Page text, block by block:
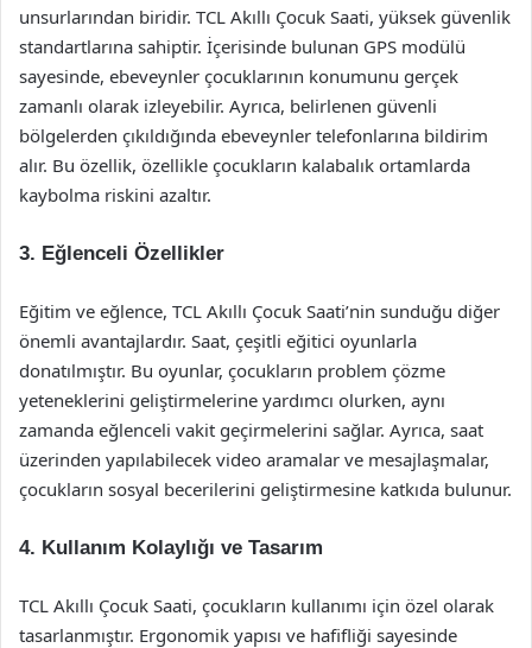
unsurlarından biridir. TCL Akıllı Çocuk Saati, yüksek güvenlik
standartlarına sahiptir. İçerisinde bulunan GPS modülü
sayesinde, ebeveynler çocuklarının konumunu gerçek
zamanlı olarak izleyebilir. Ayrıca, belirlenen güvenli
bölgelerden çıkıldığında ebeveynler telefonlarına bildirim
alır. Bu özellik, özellikle çocukların kalabalık ortamlarda
kaybolma riskini azaltır.
3. Eğlenceli Özellikler
Eğitim ve eğlence, TCL Akıllı Çocuk Saati’nin sunduğu diğer
önemli avantajlardır. Saat, çeşitli eğitici oyunlarla
donatılmıştır. Bu oyunlar, çocukların problem çözme
yeteneklerini geliştirmelerine yardımcı olurken, aynı
zamanda eğlenceli vakit geçirmelerini sağlar. Ayrıca, saat
üzerinden yapılabilecek video aramalar ve mesajlaşmalar,
çocukların sosyal becerilerini geliştirmesine katkıda bulunur.
4. Kullanım Kolaylığı ve Tasarım
TCL Akıllı Çocuk Saati, çocukların kullanımı için özel olarak
tasarlanmıştır. Ergonomik yapısı ve hafifliği sayesinde